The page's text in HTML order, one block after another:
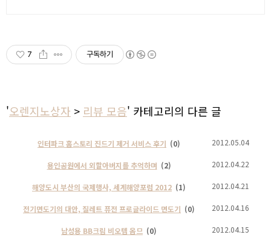
7 구독하기
'오렌지노상자 > 리뷰 모음' 카테고리의 다른 글
인터파크 홈스토리 진드기 제거 서비스 후기 (0) 2012.05.04
용인공원에서 외할아버지를 추억하며 (2) 2012.04.22
해양도시 부산의 국제행사, 세계해양포럼 2012 (1) 2012.04.21
전기면도기의 대안, 질레트 퓨전 프로글라이드 면도기 (0) 2012.04.16
남성용 BB크림 비오템 옴므 (0) 2012.04.15